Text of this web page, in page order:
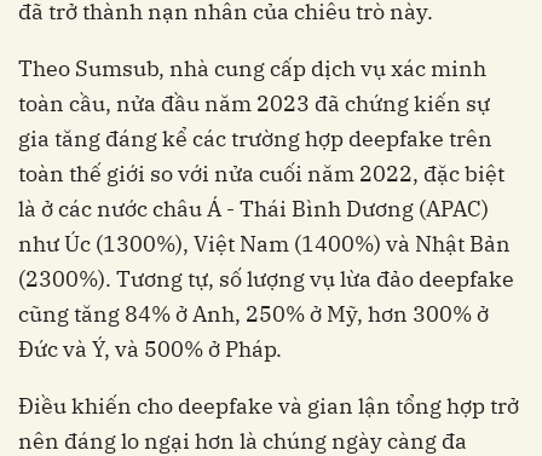
đã trở thành nạn nhân của chiêu trò này.
Theo Sumsub, nhà cung cấp dịch vụ xác minh
toàn cầu, nửa đầu năm 2023 đã chứng kiến ​​sự
gia tăng đáng kể các trường hợp deepfake trên
toàn thế giới so với nửa cuối năm 2022, đặc biệt
là ở các nước châu Á - Thái Bình Dương (APAC)
như Úc (1300%), Việt Nam (1400%) và Nhật Bản
(2300%). Tương tự, số lượng vụ lừa đảo deepfake
cũng tăng 84% ở Anh, 250% ở Mỹ, hơn 300% ở
Đức và Ý, và 500% ở Pháp.
Điều khiến cho deepfake và gian lận tổng hợp trở
nên đáng lo ngại hơn là chúng ngày càng đa